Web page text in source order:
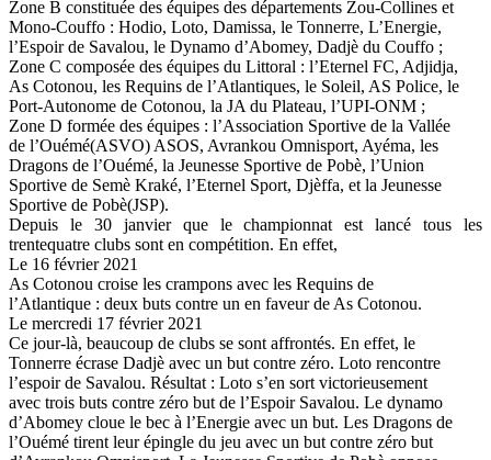
Zone B constituée des équipes des départements Zou-Collines et
Mono-Couffo : Hodio, Loto, Damissa, le Tonnerre, L’Energie,
l’Espoir de Savalou, le Dynamo d’Abomey, Dadjè du Couffo ;
Zone C composée des équipes du Littoral : l’Eternel FC, Adjidja,
As Cotonou, les Requins de l’Atlantiques, le Soleil, AS Police, le
Port-Autonome de Cotonou, la JA du Plateau, l’UPI-ONM ;
Zone D formée des équipes : l’Association Sportive de la Vallée
de l’Ouémé(ASVO) ASOS, Avrankou Omnisport, Ayéma, les
Dragons de l’Ouémé, la Jeunesse Sportive de Pobè, l’Union
Sportive de Semè Kraké, l’Eternel Sport, Djèffa, et la Jeunesse
Sportive de Pobè(JSP).
Depuis le 30 janvier que le championnat est lancé tous les
trentequatre clubs sont en compétition. En effet,
Le 16 février 2021
As Cotonou croise les crampons avec les Requins de
l’Atlantique : deux buts contre un en faveur de As Cotonou.
Le mercredi 17 février 2021
Ce jour-là, beaucoup de clubs se sont affrontés. En effet, le
Tonnerre écrase Dadjè avec un but contre zéro. Loto rencontre
l’espoir de Savalou. Résultat : Loto s’en sort victorieusement
avec trois buts contre zéro but de l’Espoir Savalou. Le dynamo
d’Abomey cloue le bec à l’Energie avec un but. Les Dragons de
l’Ouémé tirent leur épingle du jeu avec un but contre zéro but